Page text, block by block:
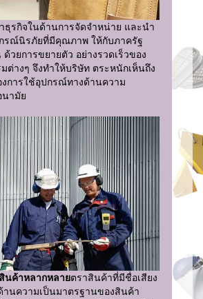
ธุรกิจในด้านการจัดจำหน่าย และนำ
รณ์นิรภัยที่มีคุณภาพ ให้กับภาครัฐ
วยการขยายตัว อย่างรวดเร็วของ
ต่างๆ จึงทำให้บริษัท ตระหนักเห็นถึง
การใช้อุปกรณ์ทางด้านความ
ามัย
นค้าหลากหลายตราสินค้าที่มีชื่อเสียง
านความเป็นมาตรฐานของสินค้า